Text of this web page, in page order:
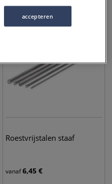
Roestvrijstalen staaf
vanaf6,45 €
accepteren